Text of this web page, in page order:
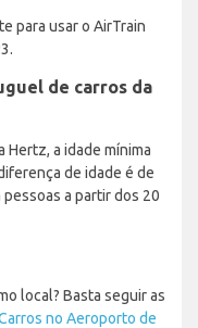
para usar o AirTrain
de carros da
Hertz, a idade mínima
de idade é de
a partir dos 20
local? Basta seguir as
no Aeroporto de